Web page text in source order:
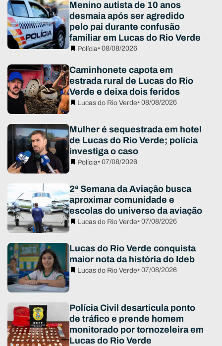
Menino autista de 10 anos
desmaia após ser agredido
pelo pai durante confusão
familiar em Lucas do Rio Verde
Polícia• 08/08/2026
Caminhonete capota em
estrada rural de Lucas do Rio
Verde e deixa dois feridos
Lucas do Rio Verde• 08/08/2026
Mulher é sequestrada em hotel
de Lucas do Rio Verde; polícia
investiga o caso
Polícia• 07/08/2026
2ª Semana da Aviação busca
aproximar comunidade e
escolas do universo da aviação
Lucas do Rio Verde• 07/08/2026
Lucas do Rio Verde conquista
maior nota da história do Ideb
Lucas do Rio Verde• 07/08/2026
Polícia Civil desarticula ponto
de tráfico e prende homem
monitorado por tornozeleira em
Lucas do Rio Verde